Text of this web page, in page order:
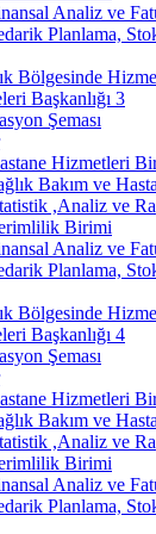
Analiz ve
Planlama,
Bölgesinde
Başkanlığı 3
Şeması
Hizmetleri
Bakım ve
,Analiz ve
Birimi
Analiz ve
Planlama,
Bölgesinde
Başkanlığı 4
Şeması
Hizmetleri
Bakım ve
,Analiz ve
Birimi
Analiz ve
Planlama,